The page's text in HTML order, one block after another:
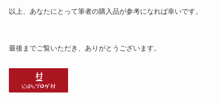
以上、あなたにとって筆者の購入品が参考になれば幸いです。
最後までご覧いただき、ありがとうございます。